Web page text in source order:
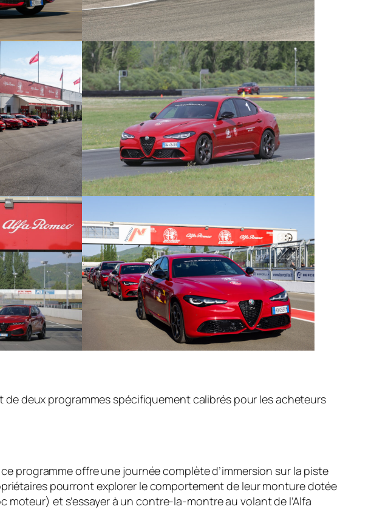
deux programmes spécifiquement calibrés pour les acheteurs
programme offre une journée complète d’immersion sur la piste
pourront explorer le comportement de leur monture dotée
et s’essayer à un contre-la-montre au volant de l’Alfa